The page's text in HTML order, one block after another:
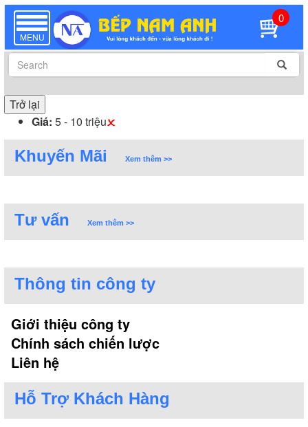
TOGGLE
NAVIGATION
MENU
0
Trở lại
Giá: 5 - 10 triệu
Khuyến Mãi Xem thêm >>
Tư vấn Xem thêm >>
Thông tin công ty
Giới thiệu công ty
Chính sách chiến lược
Liên hệ
Hỗ Trợ Khách Hàng